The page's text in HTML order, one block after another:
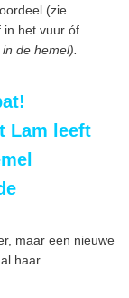
(zie
in het vuur óf
de hemel).
Lam leeft
maar een nieuwe
haar